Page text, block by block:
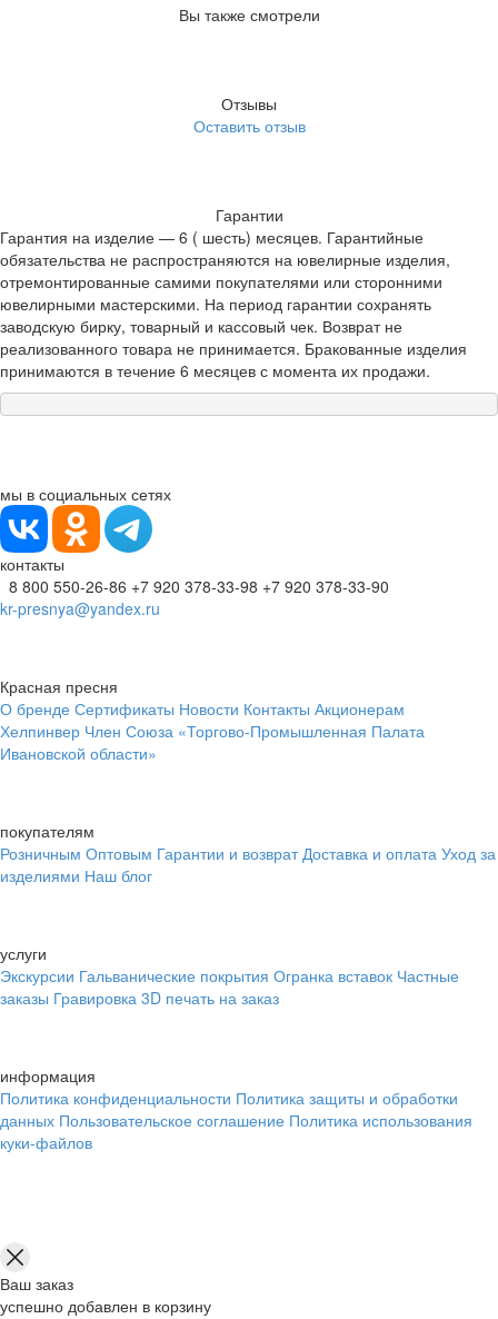
Вы также смотрели
Отзывы
Оставить отзыв
Гарантии
Гарантия на изделие — 6 ( шесть) месяцев. Гарантийные
обязательства не распространяются на ювелирные изделия,
отремонтированные самими покупателями или сторонними
ювелирными мастерскими. На период гарантии сохранять
заводскую бирку, товарный и кассовый чек. Возврат не
реализованного товара не принимается. Бракованные изделия
принимаются в течение 6 месяцев с момента их продажи.
мы в социальных сетях
контакты
8 800 550-26-86 +7 920 378-33-98 +7 920 378-33-90
kr-presnya@yandex.ru
Красная пресня
О бренде Сертификаты Новости Контакты Акционерам
Хелпинвер Член Союза «Торгово-Промышленная Палата
Ивановской области»
покупателям
Розничным Оптовым Гарантии и возврат Доставка и оплата Уход за
изделиями Наш блог
услуги
Экскурсии Гальванические покрытия Огранка вставок Частные
заказы Гравировка 3D печать на заказ
информация
Политика конфиденциальности Политика защиты и обработки
данных Пользовательское соглашение Политика использования
куки-файлов
Ваш заказ
успешно добавлен в корзину